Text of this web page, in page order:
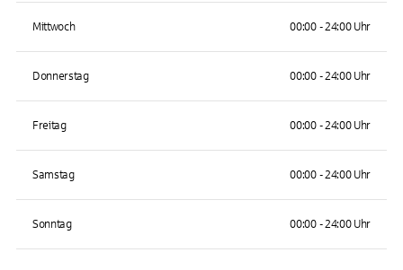
Mittwoch 00:00 - 24:00 Uhr
Donnerstag 00:00 - 24:00 Uhr
Freitag 00:00 - 24:00 Uhr
Samstag 00:00 - 24:00 Uhr
Sonntag 00:00 - 24:00 Uhr